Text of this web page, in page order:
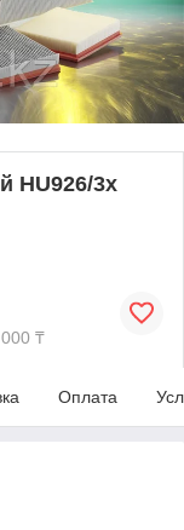
HU926/3x
₸
Оплата